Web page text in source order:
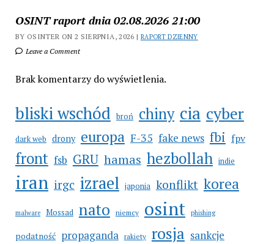
OSINT raport dnia 02.08.2026 21:00
BY OSINTER ON 2 SIERPNIA, 2026 | RAPORT DZIENNY
Leave a Comment
Brak komentarzy do wyświetlenia.
bliski wschód broń chiny cia cyber
dark web drony europa F-35 fake news fbi fpv
front fsb GRU hamas hezbollah indie
iran irgc izrael japonia konflikt korea
malware Mossad nato niemcy osint phishing
podatność propaganda rakiety rosja sankcje